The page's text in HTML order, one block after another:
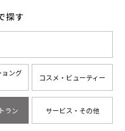
探す
ング
コスメ・ビューティー
ラン サービス・その他